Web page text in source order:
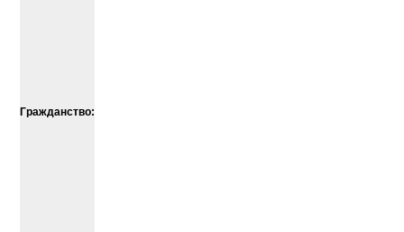
Гражданство: